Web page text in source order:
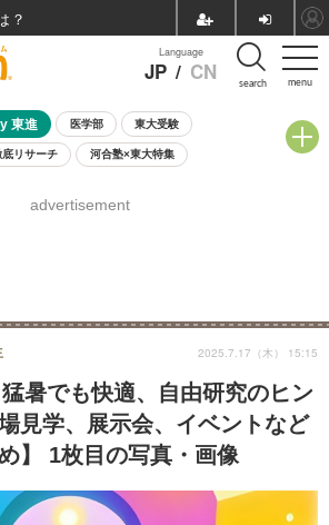
menu
Language
JP / CN search
東進 医学部 東大受験
底リサーチ 河合塾×東大特集
8月開催学校説明会・相談会
advertisement
猛暑でも快適、自由研究のヒン
見学、展示会、イベントなど
】 1枚目の写真・画像
2025.7.17（木） 15:15